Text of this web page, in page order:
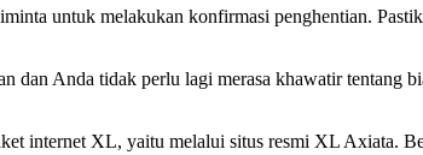
untuk melakukan konfirmasi penghentian.
Anda tidak perlu lagi merasa khawatir tentang
internet XL, yaitu melalui situs resmi XL Axiata.